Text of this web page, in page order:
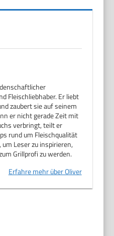
Fleischliebhaber. Er liebt
zaubert sie auf seinem
er nicht gerade Zeit mit
verbringt, teilt er
rund um Fleischqualität
Leser zu inspirieren,
Grillprofi zu werden.
Erfahre mehr über Oliver